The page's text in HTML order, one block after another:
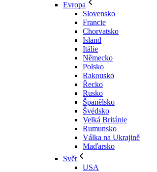
Evropa
Slovensko
Francie
Chorvatsko
Island
Itálie
Německo
Polsko
Rakousko
Řecko
Rusko
Španělsko
Švédsko
Velká Británie
Rumunsko
Válka na Ukrajině
Maďarsko
Svět
USA